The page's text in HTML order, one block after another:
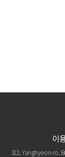
이
322, Yanghyeon-ro,